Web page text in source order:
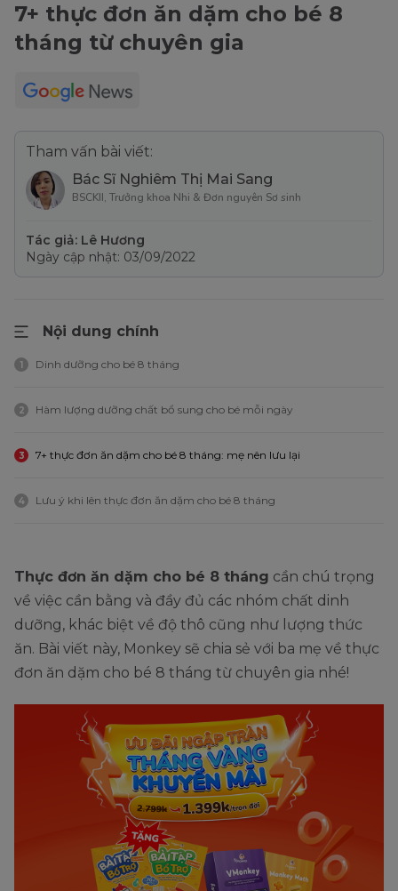
7+ thực đơn ăn dặm cho bé 8
tháng từ chuyên gia
Tham vấn bài viết:
Bác Sĩ Nghiêm Thị Mai Sang
BSCKII, Trưởng khoa Nhi & Đơn nguyên Sơ sinh
Tác giả: Lê Hương
Ngày cập nhật: 03/09/2022
Nội dung chính
1 Dinh dưỡng cho bé 8 tháng
2 Hàm lượng dưỡng chất bổ sung cho bé mỗi ngày
3 7+ thực đơn ăn dặm cho bé 8 tháng: mẹ nên lưu lại
4 Lưu ý khi lên thực đơn ăn dặm cho bé 8 tháng
Thực đơn ăn dặm cho bé 8 tháng cần chú trọng
về việc cần bằng và đầy đủ các nhóm chất dinh
dưỡng, khác biệt về độ thô cũng như lượng thức
ăn. Bài viết này, Monkey sẽ chia sẻ với ba mẹ về thực
đơn ăn dặm cho bé 8 tháng từ chuyên gia nhé!